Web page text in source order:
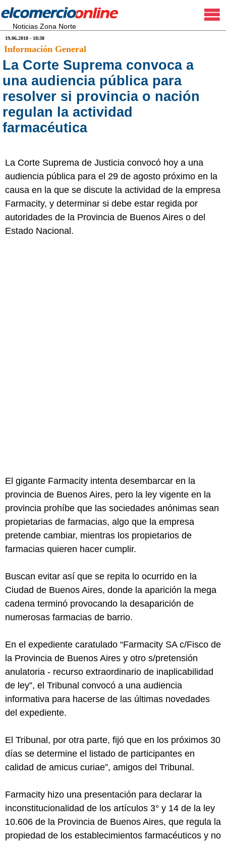
Noticias Zona Norte
19.06.2018 - 18:38
Información General
La Corte Suprema convoca a
una audiencia pública para
resolver si provincia o nación
regulan la actividad
farmacéutica
La Corte Suprema de Justicia convocó hoy a una
audiencia pública para el 29 de agosto próximo en la
causa en la que se discute la actividad de la empresa
Farmacity, y determinar si debe estar regida por
autoridades de la Provincia de Buenos Aires o del
Estado Nacional.
El gigante Farmacity intenta desembarcar en la
provincia de Buenos Aires, pero la ley vigente en la
provincia prohíbe que las sociedades anónimas sean
propietarias de farmacias, algo que la empresa
pretende cambiar, mientras los propietarios de
farmacias quieren hacer cumplir.
Buscan evitar así que se repita lo ocurrido en la
Ciudad de Buenos Aires, donde la aparición la mega
cadena terminó provocando la desaparición de
numerosas farmacias de barrio.
En el expediente caratulado “Farmacity SA c/Fisco de
la Provincia de Buenos Aires y otro s/pretensión
anulatoria - recurso extraordinario de inaplicabilidad
de ley”, el Tribunal convocó a una audiencia
informativa para hacerse de las últimas novedades
del expediente.
El Tribunal, por otra parte, fijó que en los próximos 30
días se determine el listado de participantes en
calidad de amicus curiae”, amigos del Tribunal.
Farmacity hizo una presentación para declarar la
inconstitucionalidad de los artículos 3° y 14 de la ley
10.606 de la Provincia de Buenos Aires, que regula la
propiedad de los establecimientos farmacéuticos y no